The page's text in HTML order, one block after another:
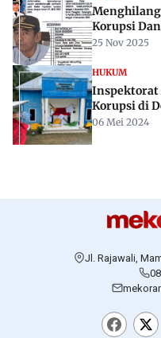
Korupsi
25 Nov 2025
HUKUM
Inspektorat
Korupsi di
06 Mei 2024
Jl. Rajawali,